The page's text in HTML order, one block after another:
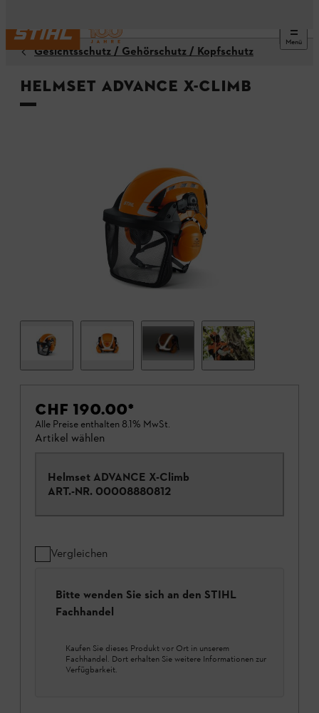
Menü
Gesichtsschutz / Gehörschutz / Kopfschutz
Helmset ADVANCE X-Climb
CHF 190.00*
Alle Preise enthalten 8.1% MwSt.
Artikel wählen
Helmset ADVANCE X-Climb
ART.-NR. 00008880812
Vergleichen
Bitte wenden Sie sich an den STIHL
Fachhandel
Kaufen Sie dieses Produkt vor Ort in unserem
Fachhandel. Dort erhalten Sie weitere Informationen zur
Verfügbarkeit.